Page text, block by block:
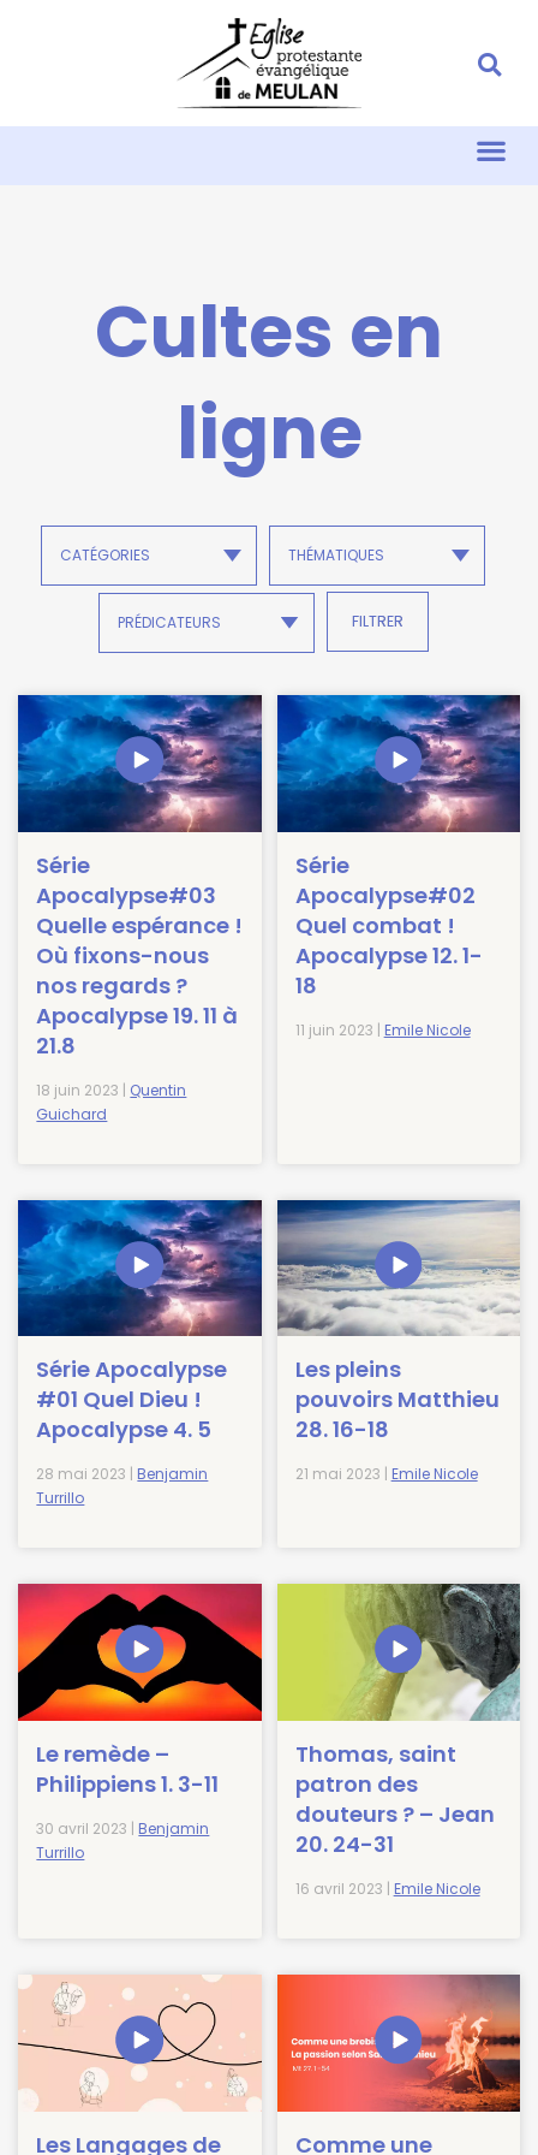
Cultes en
ligne
Série
Apocalypse#03
Quelle espérance !
Où fixons-nous
nos regards ?
Apocalypse 19. 11 à
21.8
18 juin 2023 | Quentin
Guichard
Série
Apocalypse#02
Quel combat !
Apocalypse 12. 1-
18
11 juin 2023 | Emile Nicole
Série Apocalypse
#01 Quel Dieu !
Apocalypse 4. 5
28 mai 2023 | Benjamin
Turrillo
Les pleins
pouvoirs Matthieu
28. 16-18
21 mai 2023 | Emile Nicole
Le remède –
Philippiens 1. 3-11
30 avril 2023 | Benjamin
Turrillo
Thomas, saint
patron des
douteurs ? – Jean
20. 24-31
16 avril 2023 | Emile Nicole
Les Langages de Comme une